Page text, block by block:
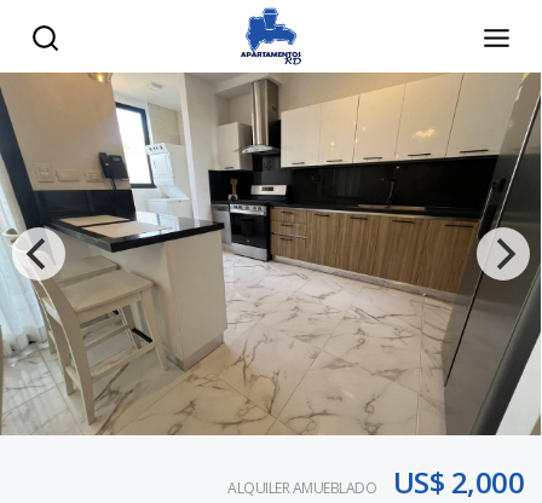
ALQUILER AMUEBLADO US$ 2,000